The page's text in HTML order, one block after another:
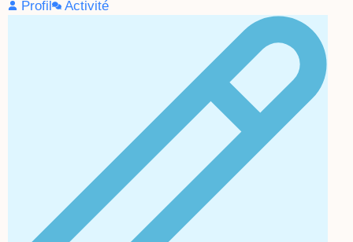
Profil
Activité